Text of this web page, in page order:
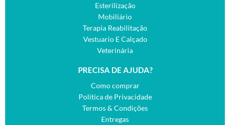
Esterilização
Mobiliário
Terapia Reabilitação
Vestuario E Calçado
Veterinária
PRECISA DE AJUDA?
Como comprar
Política de Privacidade
Termos & Condições
Entregas